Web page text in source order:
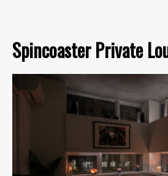
Spincoaster Private